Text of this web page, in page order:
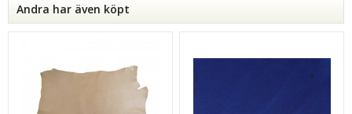
Andra har även köpt